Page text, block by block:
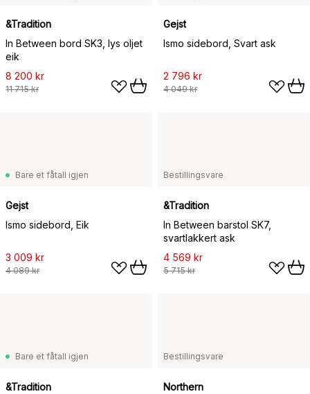
&Tradition
In Between bord SK3, lys oljet
eik
8 200 kr
11 715 kr
Gejst
Ismo sidebord, Svart ask
2 796 kr
4 049 kr
Bare et fåtall igjen
Gejst
Ismo sidebord, Eik
3 009 kr
4 089 kr
Bestillingsvare
&Tradition
In Between barstol SK7,
svartlakkert ask
4 569 kr
5 715 kr
Bare et fåtall igjen
&Tradition
Bestillingsvare
Northern